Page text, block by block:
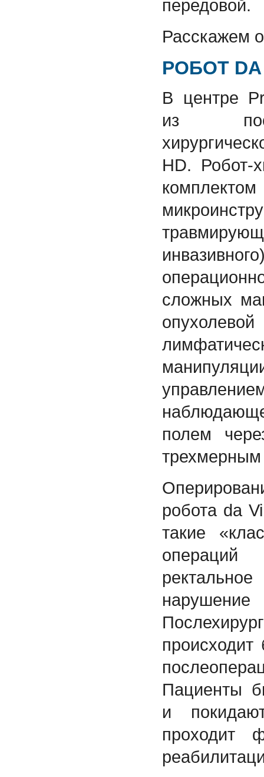
передовой.
Расскажем
РОБОТ DA
В центре
из
HD. Робот-
сложных
полем
робота da
такие
Пациенты
и
проходит